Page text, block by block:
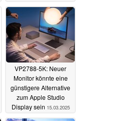
23.04.2025
VP2788-5K: Neuer
Monitor könnte eine
günstigere Alternative
zum Apple Studio
Display sein 15.03.2025